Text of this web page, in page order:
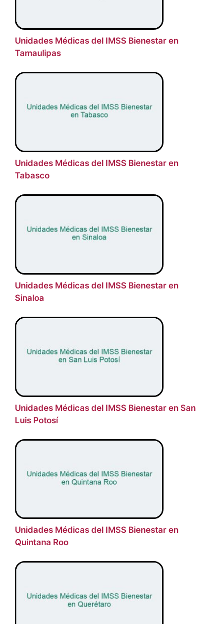
Unidades Médicas del IMSS Bienestar en
Tamaulipas
Unidades Médicas del IMSS Bienestar en
Tabasco
Unidades Médicas del IMSS Bienestar en
Sinaloa
Unidades Médicas del IMSS Bienestar en San
Luis Potosí
Unidades Médicas del IMSS Bienestar en
Quintana Roo